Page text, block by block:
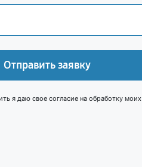
Отправить заявку
я даю свое согласие на обработку моих